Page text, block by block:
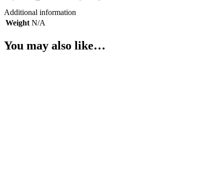
Additional information
Weight N/A
You may also like…